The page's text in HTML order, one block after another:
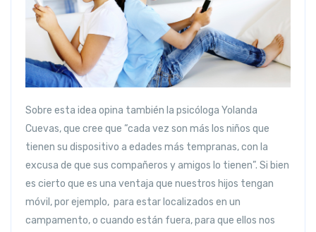
Sobre esta idea opina también la psicóloga Yolanda
Cuevas, que cree que “cada vez son más los niños que
tienen su dispositivo a edades más tempranas, con la
excusa de que sus compañeros y amigos lo tienen”. Si bien
es cierto que es una ventaja que nuestros hijos tengan
móvil, por ejemplo, para estar localizados en un
campamento, o cuando están fuera, para que ellos nos